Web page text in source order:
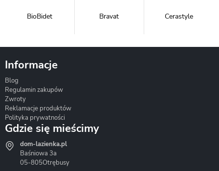
BioBidet Bravat Cerastyle
Hydrostop
Informacje
Blog
Regulamin zakupów
Zwroty
Reklamacje produktów
Polityka prywatności
Gdzie się mieścimy
dom-lazienka.pl
Baśniowa 3a
05-805Otrębusy